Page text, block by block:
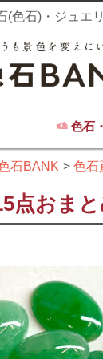
(色石)・ジュエ
色石
石BANK 色石
点おま